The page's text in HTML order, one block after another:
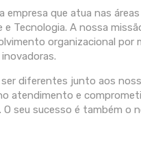
empresa que atua nas
e Tecnologia. A nossa
organizacional por
ser diferentes junto aos
atendimento e
O seu sucesso é também o